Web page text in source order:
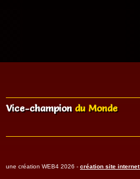
Vice-champion du Monde
une création WEB4 2026 - création site internet